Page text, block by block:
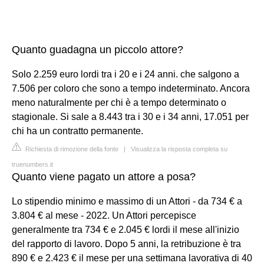
Quanto guadagna un piccolo attore?
Solo 2.259 euro lordi tra i 20 e i 24 anni. che salgono a
7.506 per coloro che sono a tempo indeterminato. Ancora
meno naturalmente per chi è a tempo determinato o
stagionale. Si sale a 8.443 tra i 30 e i 34 anni, 17.051 per
chi ha un contratto permanente.
Richiesta di rimozione della fonte | Visualizza la risposta completa su
truenumbers.it
Quanto viene pagato un attore a posa?
Lo stipendio minimo e massimo di un Attori - da 734 € a
3.804 € al mese - 2022. Un Attori percepisce
generalmente tra 734 € e 2.045 € lordi il mese all'inizio
del rapporto di lavoro. Dopo 5 anni, la retribuzione è tra
890 € e 2.423 € il mese per una settimana lavorativa di 40